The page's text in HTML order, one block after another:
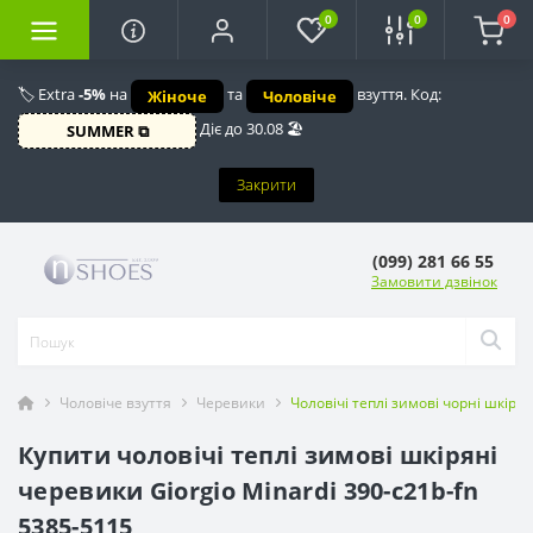
🏷️ Extra-5% на Жіноче та Чоловіче
взуття. Код:
SUMMER ⧉
Діє до 30.08 🏖️
Закрити
0 0 0
(099) 281 66 55
Замовити дзвінок
Чоловіче взуття Черевики Чоловічі теплі зимові чорні
Купити чоловічі теплі зимові шкіряні
черевики Giorgio Minardi 390-c21b-fn
5385-5115